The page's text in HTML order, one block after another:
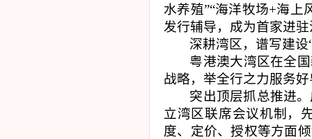
水养殖”“海洋牧场+海上
发行辅导，成为首家进
深耕湾区，谱写建设
粤港澳大湾区在全
战略，举全行之力服务
突出顶层抓总推进
立湾区联席会议机制，
度、定价、授权等方面